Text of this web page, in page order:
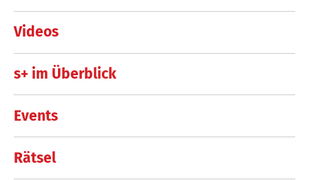
Videos
s+ im Überblick
Events
Rätsel